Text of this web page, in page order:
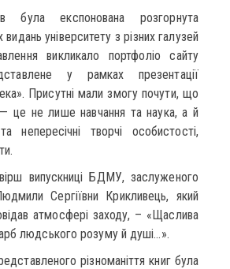
була експонована розгорнута
видань університету з різних галузей
викликало портфоліо сайту
у рамках презентації
Присутні мали змогу почути, що
це не лише навчання та наука, а й
непересічні творчі особистості,
випускниці БДМУ, заслуженого
Сергіївни Крикливець, який
атмосфері заходу, – «Щаслива
людського розуму й душі…».
різноманіття книг була